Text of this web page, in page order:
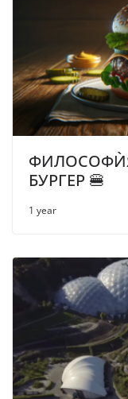
БУРГЕР 🍔
1 year